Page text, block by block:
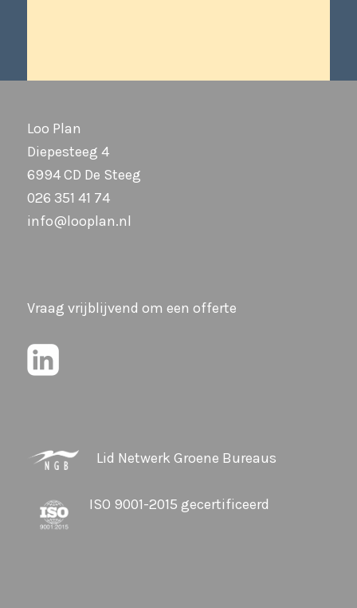
Loo Plan
Diepesteeg 4
6994 CD De Steeg
026 351 41 74
info@looplan.nl
Vraag vrijblijvend om een offerte
Lid Netwerk Groene Bureaus
ISO 9001-2015 gecertificeerd